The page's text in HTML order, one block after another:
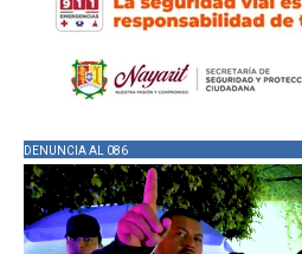
DENUNCIA AL 086